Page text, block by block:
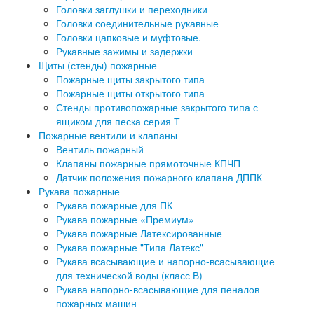
Головки заглушки и переходники
Головки соединительные рукавные
Головки цапковые и муфтовые.
Рукавные зажимы и задержки
Щиты (стенды) пожарные
Пожарные щиты закрытого типа
Пожарные щиты открытого типа
Стенды противопожарные закрытого типа с
ящиком для песка серия Т
Пожарные вентили и клапаны
Вентиль пожарный
Клапаны пожарные прямоточные КПЧП
Датчик положения пожарного клапана ДППК
Рукава пожарные
Рукава пожарные для ПК
Рукава пожарные «Премиум»
Рукава пожарные Латексированные
Рукава пожарные "Типа Латекс"
Рукава всасывающие и напорно-всасывающие
для технической воды (класс В)
Рукава напорно-всасывающие для пеналов
пожарных машин